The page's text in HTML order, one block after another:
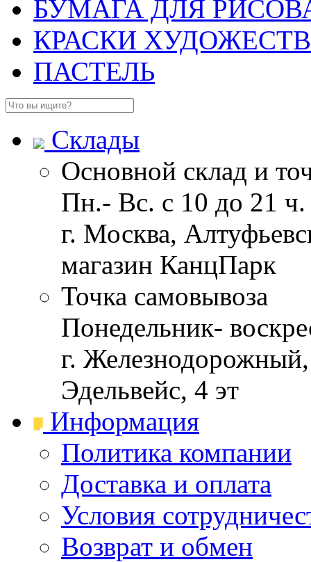
БУМАГА ДЛЯ
КРАСКИ
ПАСТЕЛЬ
Склады
Основной склад и
Пн.- Вс. с 10 до 21 ч.
г. Москва,
магазин КанцПарк
Точка самовывоза
Понедельник-
г.
Эдельвейс, 4 эт
Информация
Политика компании
Доставка и оплата
Условия
Возврат и обмен